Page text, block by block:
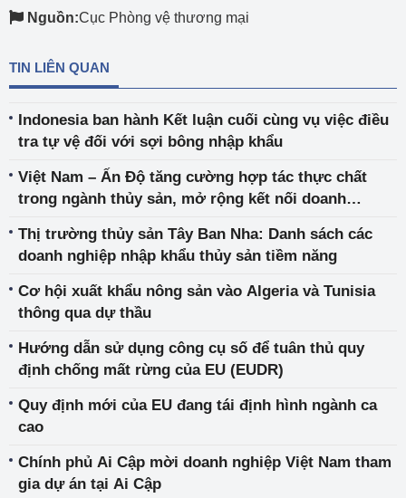
Nguồn:Cục Phòng vệ thương mại
TIN LIÊN QUAN
Indonesia ban hành Kết luận cuối cùng vụ việc điều
tra tự vệ đối với sợi bông nhập khẩu
Việt Nam – Ấn Độ tăng cường hợp tác thực chất
trong ngành thủy sản, mở rộng kết nối doanh
Thị trường thủy sản Tây Ban Nha: Danh sách các
doanh nghiệp nhập khẩu thủy sản tiềm năng
Cơ hội xuất khẩu nông sản vào Algeria và Tunisia
thông qua dự thầu
Hướng dẫn sử dụng công cụ số để tuân thủ quy
định chống mất rừng của EU (EUDR)
Quy định mới của EU đang tái định hình ngành ca
cao
Chính phủ Ai Cập mời doanh nghiệp Việt Nam tham
gia dự án tại Ai Cập